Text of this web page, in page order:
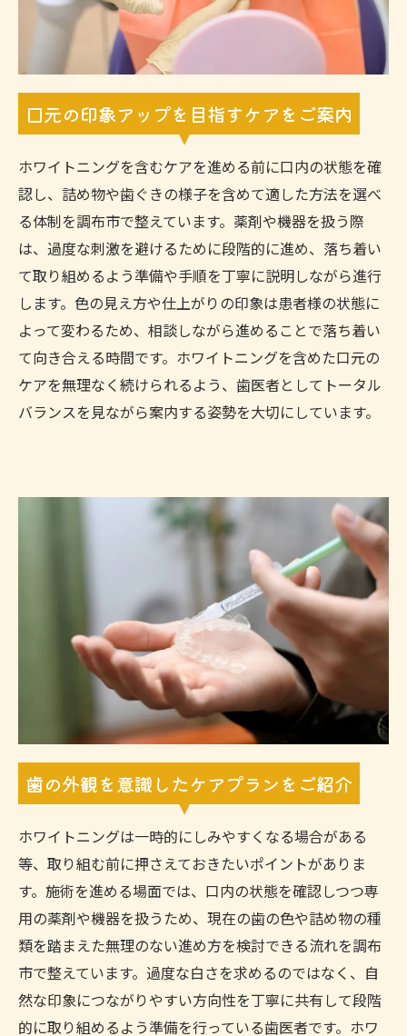
口元の印象アップを目指すケアをご案内
ホワイトニングを含むケアを進める前に口内の状態を確
認し、詰め物や歯ぐきの様子を含めて適した方法を選べ
る体制を調布市で整えています。薬剤や機器を扱う際
は、過度な刺激を避けるために段階的に進め、落ち着い
て取り組めるよう準備や手順を丁寧に説明しながら進行
します。色の見え方や仕上がりの印象は患者様の状態に
よって変わるため、相談しながら進めることで落ち着い
て向き合える時間です。ホワイトニングを含めた口元の
ケアを無理なく続けられるよう、歯医者としてトータル
バランスを見ながら案内する姿勢を大切にしています。
歯の外観を意識したケアプランをご紹介
ホワイトニングは一時的にしみやすくなる場合がある
等、取り組む前に押さえておきたいポイントがありま
す。施術を進める場面では、口内の状態を確認しつつ専
用の薬剤や機器を扱うため、現在の歯の色や詰め物の種
類を踏まえた無理のない進め方を検討できる流れを調布
市で整えています。過度な白さを求めるのではなく、自
然な印象につながりやすい方向性を丁寧に共有して段階
的に取り組めるよう準備を行っている歯医者です。ホワ